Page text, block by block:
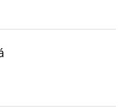
5 z 5 hvězdiček.